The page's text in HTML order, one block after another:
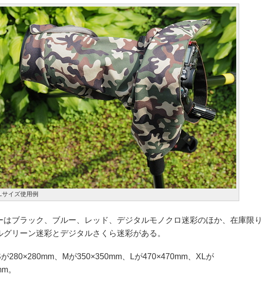
サイズ使用例
はブラック、ブルー、レッド、デジタルモノクロ迷彩のほか、在庫限り
グリーン迷彩とデジタルさくら迷彩がある。
280×280mm、Mが350×350mm、Lが470×470mm、XLが
。